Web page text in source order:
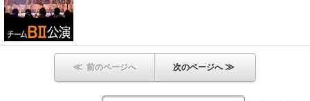
≪ 前のページへ 次のページへ≫